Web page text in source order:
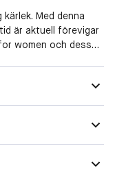
kärlek. Med denna
är aktuell förevigar
women och dess
tränoter. Den
som sedan
viol och
basen och gör